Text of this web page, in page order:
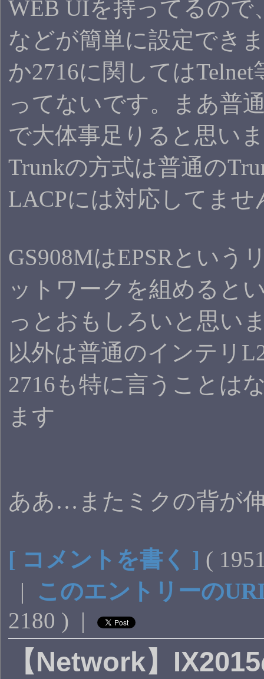
WEB UIを持ってるので
などが簡単に設定でき
か2716に関しては
ってないです。まあ普
で大体事足りると思い
Trunkの方式は普通の
LACPには対応してませ
GS908MはEPSRという
ットワークを組めると
っとおもしろいと思い
以外は普通のインテリ
2716も特に言うことは
ます
ああ…またミクの背が
[ コメントを書く ] (
| このエントリーの
2180 ) |
【Network】